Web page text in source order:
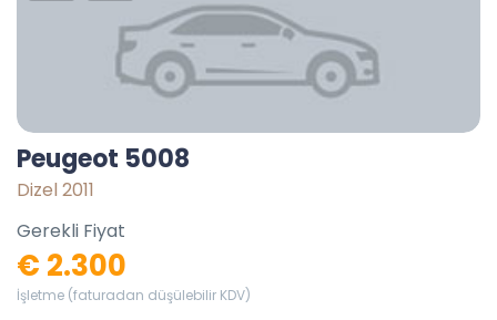
Peugeot 5008
Dizel 2011
Gerekli Fiyat
€ 2.300
İşletme (faturadan düşülebilir KDV)